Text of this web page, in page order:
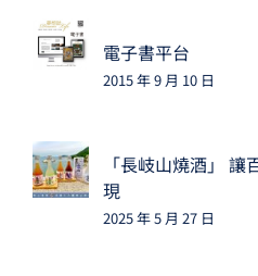
電子書平台
2015 年 9 月 10 日
「長岐山燒酒」
現
2025 年 5 月 27 日